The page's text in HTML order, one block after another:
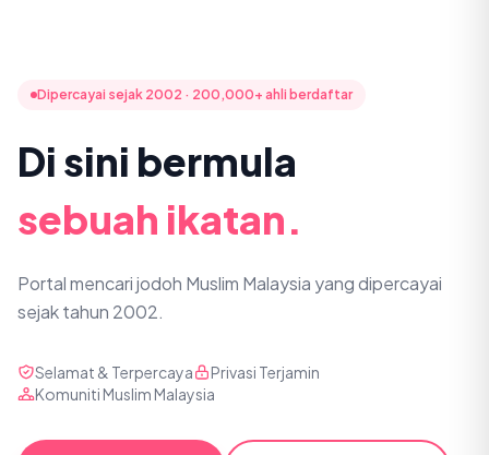
Dipercayai sejak 2002 · 200,000+ ahli berdaftar
Di sini bermula
sebuah ikatan.
Portal mencari jodoh Muslim Malaysia yang dipercayai
sejak tahun 2002.
Selamat & Terpercaya
Privasi Terjamin
Komuniti Muslim Malaysia